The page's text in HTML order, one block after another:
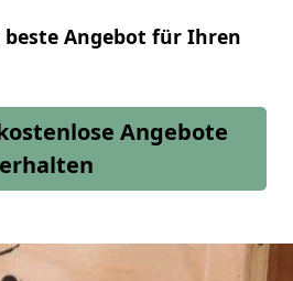
beste Angebot für Ihren
Angebote
erhalten